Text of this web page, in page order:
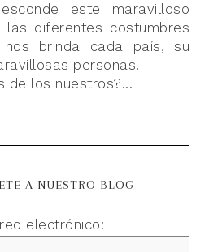
este maravilloso
las diferentes costumbres
brinda cada país, su
personas.
de los nuestros?...
A NUESTRO BLOG
electrónico: